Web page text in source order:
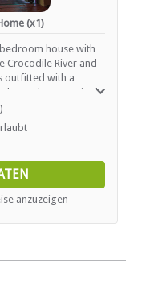
(x1)
house with
Crocodile River and
outfitted with a
has two single
equipped and
area, outdoor
pool, ensuring all
Park extending
entrance only a brief
viewing deck,
ever leaving
anzuzeigen